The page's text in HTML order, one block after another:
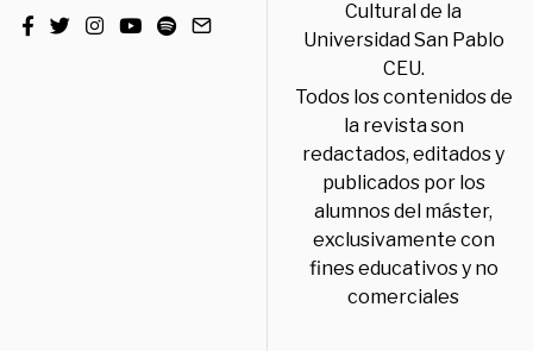
Cultural de la
Universidad San Pablo
CEU.
Todos los contenidos de
la revista son
redactados, editados y
publicados por los
alumnos del máster,
exclusivamente con
fines educativos y no
comerciales